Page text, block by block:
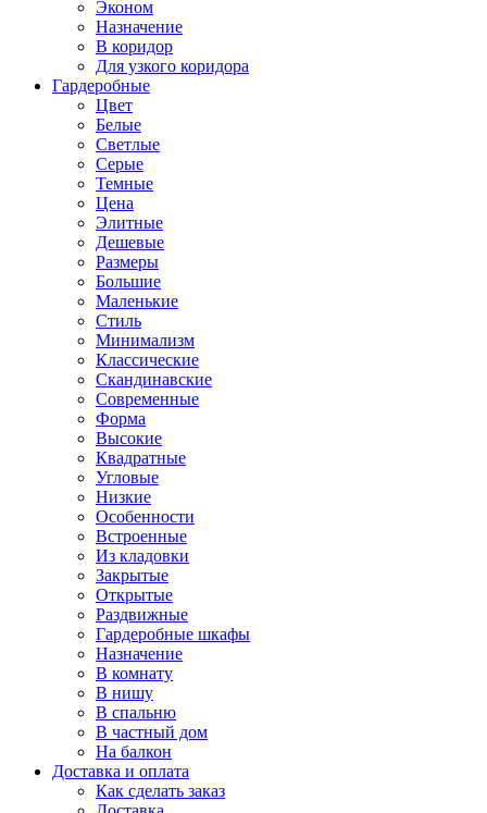
Эконом
Назначение
В коридор
Для узкого коридора
Гардеробные
Цвет
Белые
Светлые
Серые
Темные
Цена
Элитные
Дешевые
Размеры
Большие
Маленькие
Стиль
Минимализм
Классические
Скандинавские
Современные
Форма
Высокие
Квадратные
Угловые
Низкие
Особенности
Встроенные
Из кладовки
Закрытые
Открытые
Раздвижные
Гардеробные шкафы
Назначение
В комнату
В нишу
В спальню
В частный дом
На балкон
Доставка и оплата
Как сделать заказ